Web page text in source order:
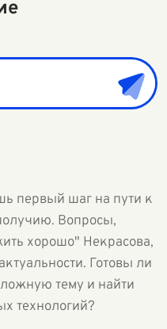
первый шаг на пути к
Вопросы,
хорошо" Некрасова,
Готовы ли
тему и найти
технологий?